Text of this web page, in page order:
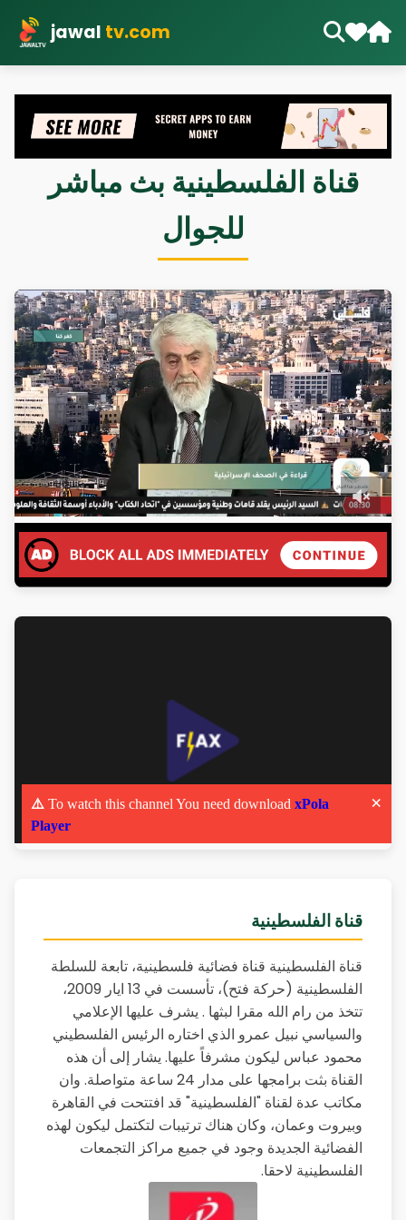
jawal tv.com
قناة الفلسطينية بث مباشر
للجوال
قناة الفلسطينية
قناة الفلسطينية قناة فضائية فلسطينية، تابعة للسلطة
الفلسطينية (حركة فتح)، تأسست في 13 ايار 2009،
تتخذ من رام الله مقرا لبثها . يشرف عليها الإعلامي
والسياسي نبيل عمرو الذي اختاره الرئيس الفلسطيني
محمود عباس ليكون مشرفاً عليها. يشار إلى أن هذه
القناة بثت برامجها على مدار 24 ساعة متواصلة. وان
مكاتب عدة لقناة "الفلسطينية" قد افتتحت في القاهرة
وبيروت وعمان، وكان هناك ترتيبات لتكتمل ليكون لهذه
الفضائية الجديدة وجود في جميع مراكز التجمعات
الفلسطينية لاحقا.